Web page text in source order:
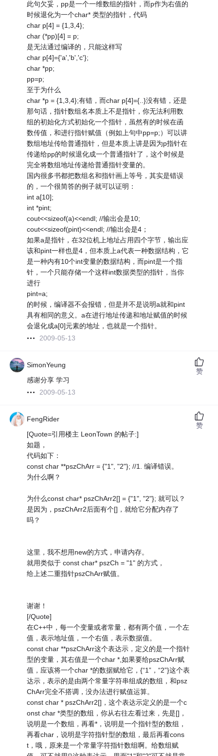
此句欠妥，pp是一个一维数组的指针，而p作为右值的
时候退化为一个char* 类型的指针，代码
char p[4] = {1,3,4};
char (*pp)[4] = p;
是无法通过编译的，只能这样写
char p[4]={'a','b','c'};
char *pp;
pp=p;
至于为什么
char *p = {1,3,4};有错，而char p[4]={..}没有错，还是
那句话，指针数组名本质上不是指针，你无法利用数
组的初始化方式初始化一个指针，虽然有的时候在函
数传值，和进行指针赋值（例如上句中pp=p;）可以讲
数组地址传给普通指针，但是本质上讲是因为p指针在
传递给pp的时候退化成一个普通指针了，这个时候是
完全将数组地址传递给普通指针变量的。
国内很多书都把数组名和指针画上等号，其实是错误
的，一个很简答的例子就可以证明：
int a[10];
int *pint;
cout<<sizeof(a)<<endl; //输出会是10;
cout<<sizeof(pint)<<endl; //输出会是4；
如果a是指针，在32位机上地址占用四个字节，输出应
该和pint一样也是4，但本质上a代表一种数据结构，它
是一种内有10个int变量的数据结构，而pint是一个指
针，一个只能存储一个这样int数据类型的指针，当你
进行
pint=a;
的时候，编译器不会报错，但是并不是说明a就和pint
具有相同的意义。a在进行地址传递和地址赋值的时候
会退化成a[0]元素的地址，也就是一个指针。
2009-05-13
SimonYeung
感谢分享 学习
2009-05-13
赞
FengRider
[Quote=引用楼主 LeonTown 的帖子:]
如题，
代码如下：
const char **pszChArr = {"1", "2"}; //1. 编译错误。
为什么啊？
为什么const char* pszChArr2[] = {"1", "2"}; 就可以？
是因为，pszChArr2后面有个[]，就给它分配内存了
吗？
这里，我不想用new的方式，申请内存。
就用类似于 const char* pszCh = "1" 的方式，
给上述二重指针pszChArr赋值。
谢谢！
[/Quote]
在C++中，每一个变量或者常量，都有两个值，一个左
值，表示地址值，一个右值，表示数据值。
const char **pszChArr这个表达示，定义的是一个指针
型的变量，其右值是一个char *,如果要给pszChArr赋
值，应该将一个char *的数据赋给它，{“1”，“2”}这个表
达示，表示的是由两个常量字符串组成的数组，和psz
ChArr完全不搭调，没办法进行赋值运算。
const char * pszChArr2[]，这个表达示定义的是一个c
onst char *类型的数组，你从右往左看过来，先是[]，
说明是一个数组，再看*，说明是一个指针型的数组，
再看char，说明是字符指针型的数组，最后再看cons
t，哦，原来是一个常量字符指针数组啊。给数组赋
赞